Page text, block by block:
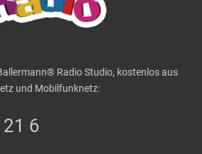
Radio Studio, kostenlos aus
und Mobilfunknetz:
6